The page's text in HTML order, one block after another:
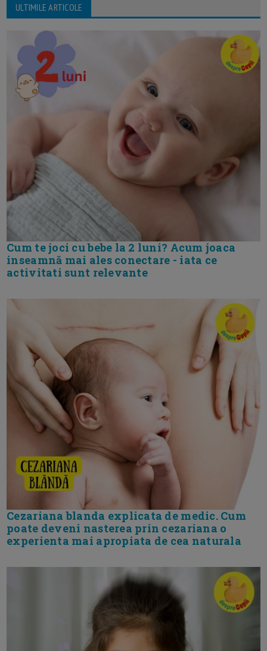
ULTIMILE ARTICOLE
Cum te joci cu bebe la 2 luni? Acum joaca
inseamnă mai ales conectare - iata ce
activitati sunt relevante
Cezariana blanda explicata de medic. Cum
poate deveni nasterea prin cezariana o
experienta mai apropiata de cea naturala